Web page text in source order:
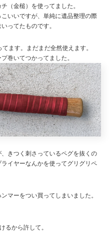
（金槌）を使ってました。
いいですが、単純に遺品整理の際
ってたものです。
ます。まだまだ全然使えます。
巻いてつかってました。
きつく刺さっているペグを抜くの
イヤーなんかを使ってグリグリペ
マーをつい買ってしまいました。
るから許して。